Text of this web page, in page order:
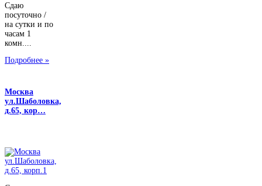
Сдаю
посуточно /
на сутки и по
часам 1
комн....
Подробнее »
Москва
ул.Шаболовка,
д.65, кор…